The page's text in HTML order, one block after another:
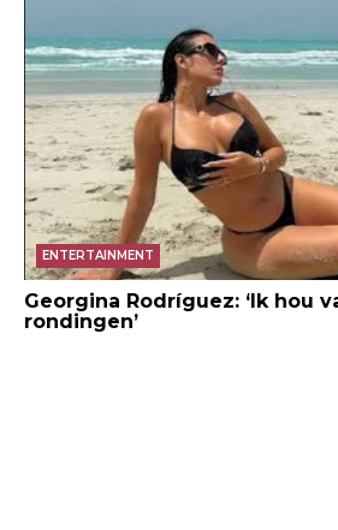
ENTERTAINMENT
Georgina Rodríguez: ‘Ik hou
rondingen’